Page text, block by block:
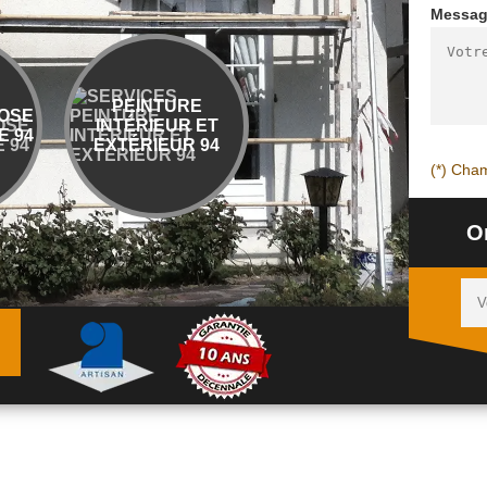
94
PEINTURE
INTÉRIEUR ET
EXTÉRIEUR 94
ENTREPRISE
DÉMOLITION ET
ÉVACUATION 94
(*)